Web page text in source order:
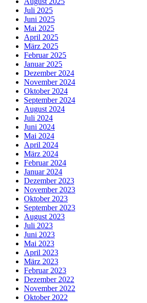
Juli 2025
Juni 2025
Mai 2025
April 2025
März 2025
Februar 2025
Januar 2025
Dezember 2024
November 2024
Oktober 2024
September 2024
August 2024
Juli 2024
Juni 2024
Mai 2024
April 2024
März 2024
Februar 2024
Januar 2024
Dezember 2023
November 2023
Oktober 2023
September 2023
August 2023
Juli 2023
Juni 2023
Mai 2023
April 2023
März 2023
Februar 2023
Dezember 2022
November 2022
Oktober 2022